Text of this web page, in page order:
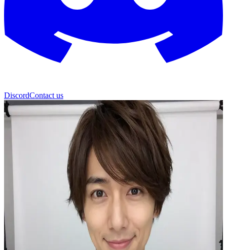
DiscordContact us